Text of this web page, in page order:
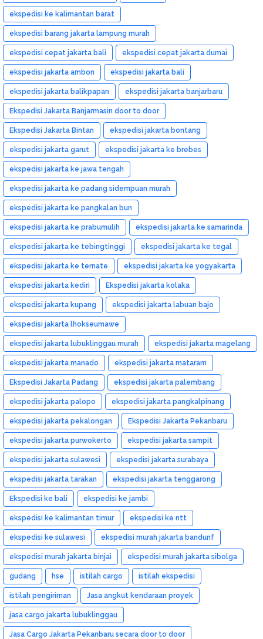
ekspedisi ke kalimantan barat
ekspedisi barang jakarta lampung murah
ekspedisi cepat jakarta bali ekspedisi cepat jakarta dumai
ekspedisi jakarta ambon ekspedisi jakarta bali
ekspedisi jakarta balikpapan ekspedisi jakarta banjarbaru
Ekspedisi Jakarta Banjarmasin door to door
Ekspedisi Jakarta Bintan ekspedisi jakarta bontang
ekspedisi jakarta garut ekspedisi jakarta ke brebes
ekspedisi jakarta ke jawa tengah
ekspedisi jakarta ke padang sidempuan murah
ekspedisi jakarta ke pangkalan bun
ekspedisi jakarta ke prabumulih ekspedisi jakarta ke samarinda
ekspedisi jakarta ke tebingtinggi ekspedisi jakarta ke tegal
ekspedisi jakarta ke ternate ekspedisi jakarta ke yogyakarta
ekspedisi jakarta kediri Ekspedisi jakarta kolaka
ekspedisi jakarta kupang ekspedisi jakarta labuan bajo
ekspedisi jakarta lhokseumawe
ekspedisi jakarta lubuklinggau murah ekspedisi jakarta magelang
ekspedisi jakarta manado ekspedisi jakarta mataram
Ekspedisi Jakarta Padang ekspedisi jakarta palembang
ekspedisi jakarta palopo ekspedisi jakarta pangkalpinang
ekspedisi jakarta pekalongan Ekspedisi Jakarta Pekanbaru
ekspedisi jakarta purwokerto ekspedisi jakarta sampit
ekspedisi jakarta sulawesi ekspedisi jakarta surabaya
ekspedisi jakarta tarakan ekspedisi jakarta tenggarong
Ekspedisi ke bali ekspedisi ke jambi
ekspedisi ke kalimantan timur ekspedisi ke ntt
ekspedisi ke sulawesi ekspedisi murah jakarta bandunf
ekspedisi murah jakarta binjai ekspedisi murah jakarta sibolga
gudang hse istilah cargo istilah ekspedisi
istilah pengiriman Jasa angkut kendaraan proyek
jasa cargo jakarta lubuklinggau
Jasa Cargo Jakarta Pekanbaru secara door to door